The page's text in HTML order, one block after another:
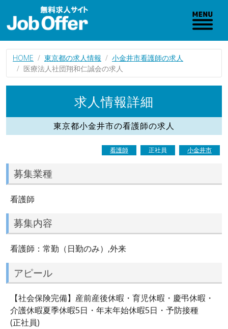
HOME 東京都の求人情報
小金井市看護師の求人
医療法人社団翔和仁誠会の求人
求人情報詳細
東京都小金井市の看護師の求人
看護師 正社員 小金井市
募集業種
看護師
募集内容
看護師：常勤（日勤のみ）,外来
アピール
【社会保険完備】産前産後休暇・育児休暇・慶弔休暇・
介護休暇夏季休暇5日・年末年始休暇5日・予防接種
(正社員)